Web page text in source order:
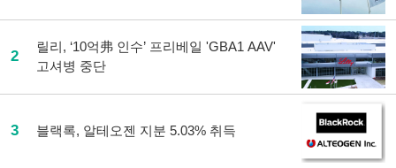
2
릴리, ‘10억弗 인수’ 프리베일 'GBA1 AAV'
고셔병 중단
3 블랙록, 알테오젠 지분 5.03% 취득